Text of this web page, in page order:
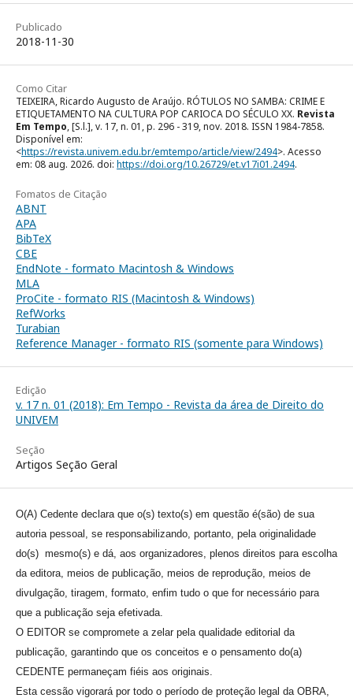
Publicado
2018-11-30
Como Citar
TEIXEIRA, Ricardo Augusto de Araújo. RÓTULOS NO SAMBA: CRIME E
ETIQUETAMENTO NA CULTURA POP CARIOCA DO SÉCULO XX. Revista
Em Tempo, [S.l.], v. 17, n. 01, p. 296 - 319, nov. 2018. ISSN 1984-7858.
Disponível em:
<https://revista.univem.edu.br/emtempo/article/view/2494>. Acesso
em: 08 aug. 2026. doi: https://doi.org/10.26729/et.v17i01.2494.
Fomatos de Citação
ABNT
APA
BibTeX
CBE
EndNote - formato Macintosh & Windows
MLA
ProCite - formato RIS (Macintosh & Windows)
RefWorks
Turabian
Reference Manager - formato RIS (somente para Windows)
Edição
v. 17 n. 01 (2018): Em Tempo - Revista da área de Direito do
UNIVEM
Seção
Artigos Seção Geral
O(A) Cedente declara que o(s) texto(s) em questão é(são) de sua
autoria pessoal, se responsabilizando, portanto, pela originalidade
do(s) mesmo(s) e dá, aos organizadores, plenos direitos para escolha
da editora, meios de publicação, meios de reprodução, meios de
divulgação, tiragem, formato, enfim tudo o que for necessário para
que a publicação seja efetivada.
O EDITOR se compromete a zelar pela qualidade editorial da
publicação, garantindo que os conceitos e o pensamento do(a)
CEDENTE permaneçam fiéis aos originais.
Esta cessão vigorará por todo o período de proteção legal da OBRA,